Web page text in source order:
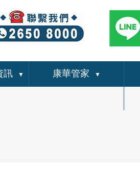
訊 ▼ 康華管家 ▼